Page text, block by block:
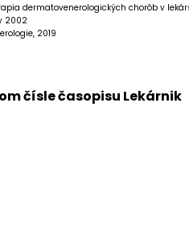
dermatovenerologických chorôb v
2002
2019
čísle časopisu Lekárnik